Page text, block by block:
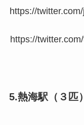
https://
https://
5.熱海駅（３匹）